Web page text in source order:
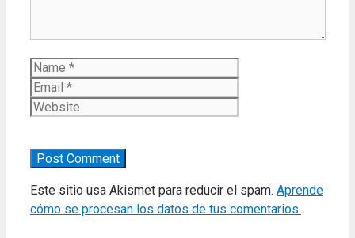
Name
Este sitio usa Akismet para reducir el spam. Aprende
cómo se procesan los datos de tus comentarios.